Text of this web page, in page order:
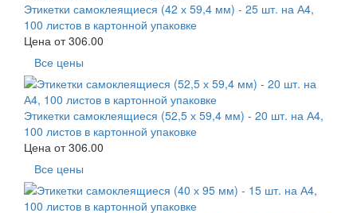
Этикетки самоклеящиеся (42 х 59,4 мм) - 25 шт. на А4,
100 листов в картонной упаковке
Цена от306.00
Все цены
Этикетки самоклеящиеся (52,5 х 59,4 мм) - 20 шт. на А4,
100 листов в картонной упаковке
Цена от306.00
Все цены